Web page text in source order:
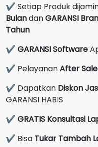
✔ Setiap Produk
BulandanGARANSI
Tahun
✔ GARANSI Software
✔ PelayananAfter
✔ Dapatkan Diskon
GARANSI HABIS
✔ GRATIS Konsultasi
✔ Bisa Tukar Tambah